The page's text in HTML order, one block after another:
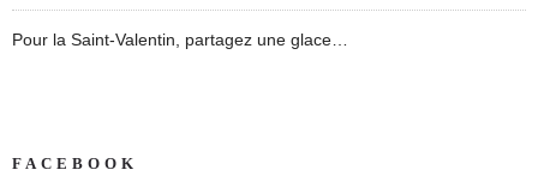
Pour la Saint-Valentin, partagez une glace…
FACEBOOK